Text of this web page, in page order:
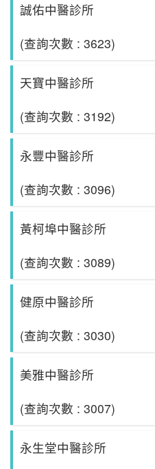
誠佑中醫診所
(查詢次數 : 3623)
天寶中醫診所
(查詢次數 : 3192)
永豐中醫診所
(查詢次數 : 3096)
黃柯埠中醫診所
(查詢次數 : 3089)
健原中醫診所
(查詢次數 : 3030)
美雅中醫診所
(查詢次數 : 3007)
永生堂中醫診所